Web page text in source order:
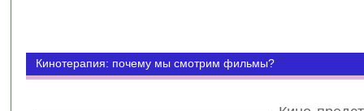
Кинотерапия: почему мы смотрим фильмы?